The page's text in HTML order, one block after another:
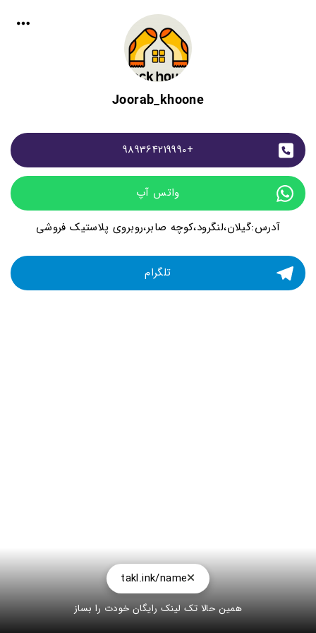
Joorab_khoone
+989364219990
واتس آپ
آدرس:گیلان،لنگرود،کوچه صابر،روبروی پلاستیک فروشی
تلگرام
takl.ink/name
همین حالا تک لینک رایگان خودت را بساز